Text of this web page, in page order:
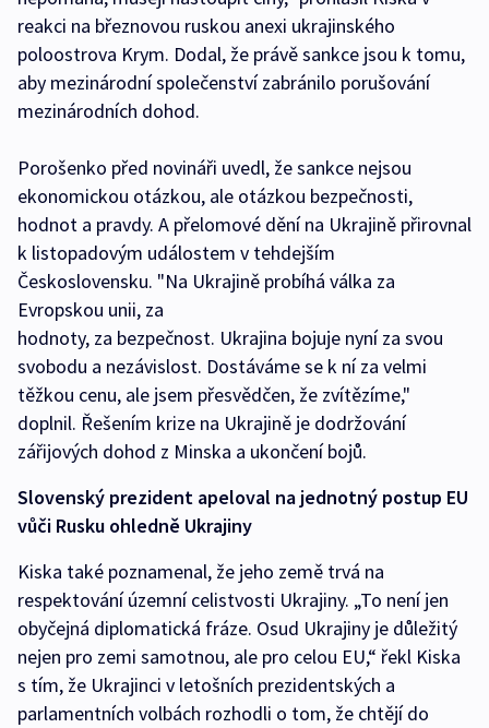
reakci na březnovou ruskou anexi ukrajinského
poloostrova Krym. Dodal, že právě sankce jsou k tomu,
aby mezinárodní společenství zabránilo porušování
mezinárodních dohod.
Porošenko před novináři uvedl, že sankce nejsou
ekonomickou otázkou, ale otázkou bezpečnosti,
hodnot a pravdy. A přelomové dění na Ukrajině přirovnal
k listopadovým událostem v tehdejším
Československu. "Na Ukrajině probíhá válka za
Evropskou unii, za
hodnoty, za bezpečnost. Ukrajina bojuje nyní za svou
svobodu a nezávislost. Dostáváme se k ní za velmi
těžkou cenu, ale jsem přesvědčen, že zvítězíme,"
doplnil. Řešením krize na Ukrajině je dodržování
zářijových dohod z Minska a ukončení bojů.
Slovenský prezident apeloval na jednotný postup EU
vůči Rusku ohledně Ukrajiny
Kiska také poznamenal, že jeho země trvá na
respektování územní celistvosti Ukrajiny. „To není jen
obyčejná diplomatická fráze. Osud Ukrajiny je důležitý
nejen pro zemi samotnou, ale pro celou EU,“ řekl Kiska
s tím, že Ukrajinci v letošních prezidentských a
parlamentních volbách rozhodli o tom, že chtějí do